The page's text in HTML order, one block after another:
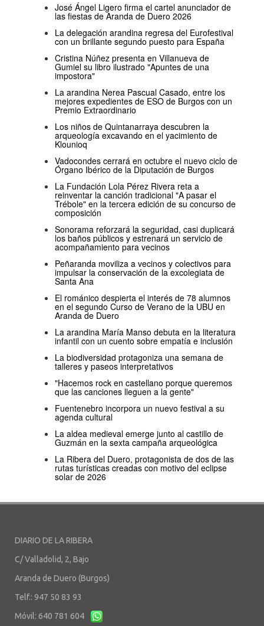
José Ángel Ligero firma el cartel anunciador de
las fiestas de Aranda de Duero 2026
La delegación arandina regresa del Eurofestival
con un brillante segundo puesto para España
Cristina Núñez presenta en Villanueva de
Gumiel su libro ilustrado "Apuntes de una
impostora"
La arandina Nerea Pascual Casado, entre los
mejores expedientes de ESO de Burgos con un
Premio Extraordinario
Los niños de Quintanarraya descubren la
arqueología excavando en el yacimiento de
Klounioq
Vadocondes cerrará en octubre el nuevo ciclo de
Órgano Ibérico de la Diputación de Burgos
La Fundación Lola Pérez Rivera reta a
reinventar la canción tradicional "A pasar el
Trébole" en la tercera edición de su concurso de
composición
Sonorama reforzará la seguridad, casi duplicará
los baños públicos y estrenará un servicio de
acompañamiento para vecinos
Peñaranda moviliza a vecinos y colectivos para
impulsar la conservación de la excolegiata de
Santa Ana
El románico despierta el interés de 78 alumnos
en el segundo Curso de Verano de la UBU en
Aranda de Duero
La arandina María Manso debuta en la literatura
infantil con un cuento sobre empatía e inclusión
La biodiversidad protagoniza una semana de
talleres y paseos interpretativos
"Hacemos rock en castellano porque queremos
que las canciones lleguen a la gente"
Fuentenebro incorpora un nuevo festival a su
agenda cultural
La aldea medieval emerge junto al castillo de
Guzmán en la sexta campaña arqueológica
La Ribera del Duero, protagonista de dos de las
rutas turísticas creadas con motivo del eclipse
solar de 2026
DIARIO DE LA RIBERA
C/ Valladolid, 2, Bajo
Aranda de Duero (Burgos)
Telf.: 947 50 83 93
Móvil: 640 781 604